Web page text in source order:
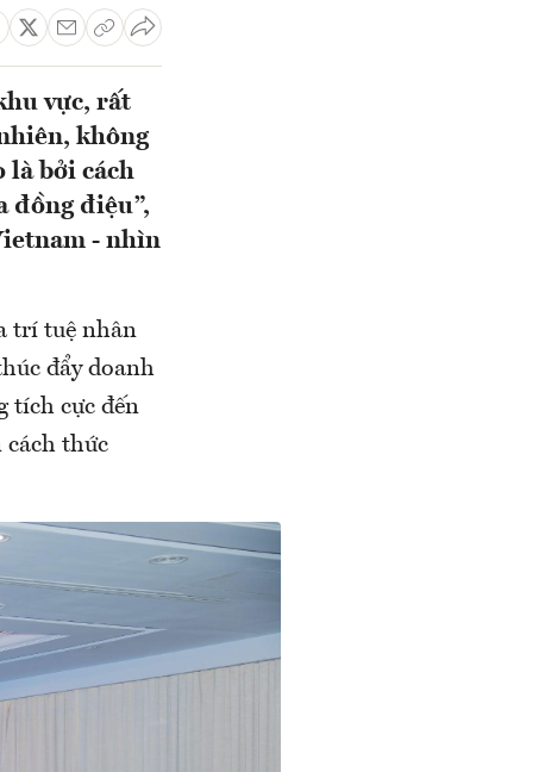
vực, rất
không
là bởi cách
đồng điệu”,
- nhìn
trí tuệ nhân
đẩy doanh
tích cực đến
cách thức